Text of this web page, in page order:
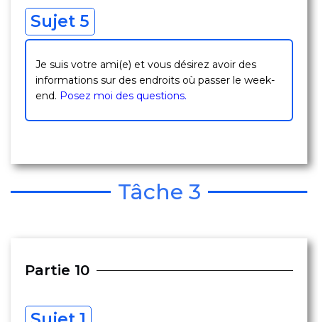
Sujet 5
Je suis votre ami(e) et vous désirez avoir des
informations sur des endroits où passer le week-
end. Posez moi des questions.
Tâche 3
Partie 10